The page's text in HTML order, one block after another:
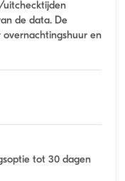
uitchecktijden
de data. De
overnachtingshuur en
tot 30 dagen